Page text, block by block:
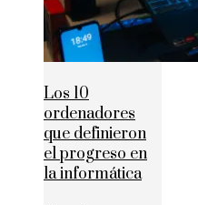
Los 10
ordenadores
que definieron
el progreso en
la informática